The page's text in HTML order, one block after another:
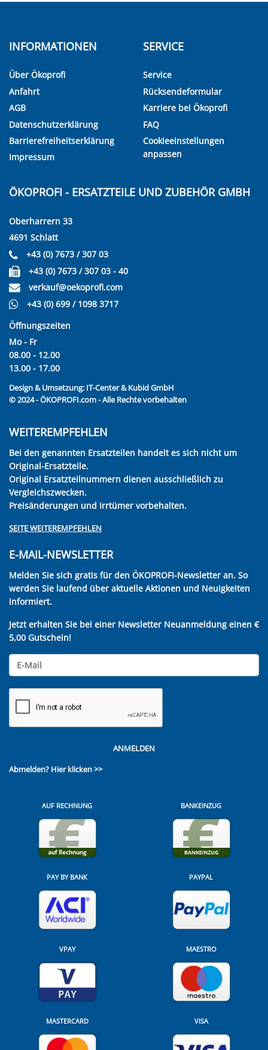
INFORMATIONEN
Über Ökoprofi
Anfahrt
AGB
Datenschutzerklärung
Barrierefreiheitserklärung
Impressum
SERVICE
Service
Rücksendeformular
Karriere bei Ökoprofi
FAQ
Cookieeinstellungen
anpassen
ÖKOPROFI - ERSATZTEILE UND ZUBEHÖR GMBH
Oberharrern 33
4691 Schlatt
+43 (0) 7673 / 307 03
+43 (0) 7673 / 307 03 - 40
verkauf@oekoprofi.com
+43 (0) 699 / 1098 3717
Öffnungszeiten
Mo - Fr
08.00 - 12.00
13.00 - 17.00
Design & Umsetzung: IT-Center & Kubid GmbH
© 2024 - ÖKOPROFI.com - Alle Rechte vorbehalten
WEITEREMPFEHLEN
Bei den genannten Ersatzteilen handelt es sich nicht um
Original-Ersatzteile.
Original Ersatzteilnummern dienen ausschließlich zu
Vergleichszwecken.
Preisänderungen und Irrtümer vorbehalten.
SEITE WEITEREMPFEHLEN
E-MAIL-NEWSLETTER
Melden Sie sich gratis für den ÖKOPROFI-Newsletter an. So
werden Sie laufend über aktuelle Aktionen und Neuigkeiten
informiert.
Jetzt erhalten Sie bei einer Newsletter Neuanmeldung einen €
5,00 Gutschein!
ANMELDEN
Abmelden? Hier klicken >>
AUF RECHNUNG BANKEINZUG
PAY BY BANK PAYPAL
VPAY MAESTRO
MASTERCARD VISA